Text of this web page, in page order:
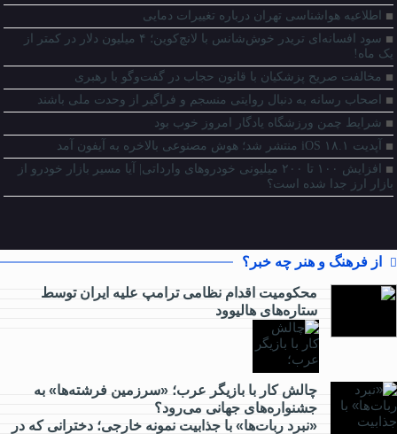
اطلاعیه هواشناسی تهران درباره تغییرات دمایی
سود افسانه‌ای تریدر خوش‌شانس با لانچ‌کوین؛ ۴ میلیون دلار در کمتر از
یک ماه!
مخالفت صریح پزشکیان با قانون حجاب در گفت‌وگو با رهبری
اصحاب رسانه به دنبال روایتی منسجم و فراگیر از وحدت ملی باشند
شرایط چمن ورزشگاه یادگار امروز خوب بود
آپدیت iOS ۱۸.۱ منتشر شد؛ هوش مصنوعی بالاخره به آیفون آمد
افزایش ۱۰۰ تا ۲۰۰ میلیونی خودروهای وارداتی| آیا مسیر بازار خودرو از
بازار ارز جدا شده است؟
از فرهنگ و هنر چه خبر؟
محکومیت اقدام نظامی ترامپ علیه ایران توسط
ستاره‌های هالیوود
چالش کار با بازیگر عرب؛ «سرزمین فرشته‌ها» به
جشنواره‌های جهانی می‌رود؟
«نبرد ربات‌ها» با جذابیت نمونه خارجی؛ دخترانی که در
از
کارآفرینی
چه خبر؟